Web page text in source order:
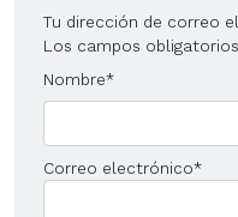
Tu dirección de correo
Los campos
Nombre*
Correo electrónico*